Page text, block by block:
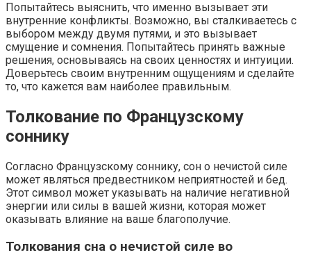
Попытайтесь выяснить, что именно вызывает эти
внутренние конфликты. Возможно, вы сталкиваетесь с
выбором между двумя путями, и это вызывает
смущение и сомнения. Попытайтесь принять важные
решения, основываясь на своих ценностях и интуиции.
Доверьтесь своим внутренним ощущениям и сделайте
то, что кажется вам наиболее правильным.
Толкование по Французскому
соннику
Согласно Французскому соннику, сон о нечистой силе
может являться предвестником неприятностей и бед.
Этот символ может указывать на наличие негативной
энергии или силы в вашей жизни, которая может
оказывать влияние на ваше благополучие.
Толкования сна о нечистой силе во